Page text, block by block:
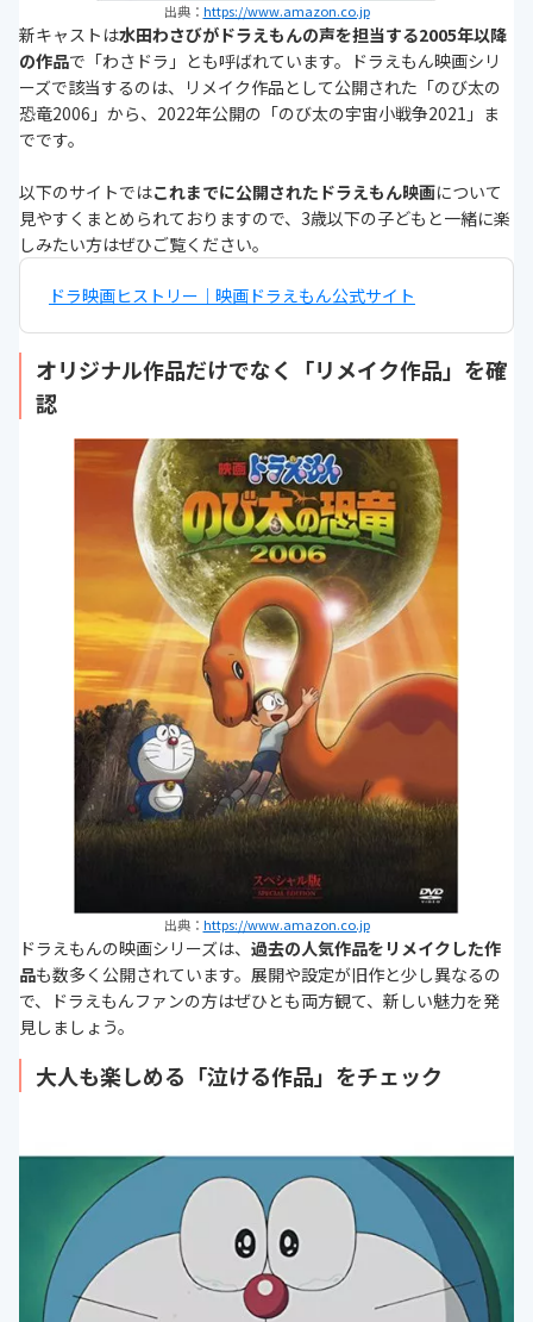
出典： https://www.amazon.co.jp
新キャストは水田わさびがドラえもんの声を担当する2005年以降
の作品で「わさドラ」とも呼ばれています。ドラえもん映画シリ
ーズで該当するのは、リメイク作品として公開された「のび太の
恐竜2006」から、2022年公開の「のび太の宇宙小戦争2021」ま
でです。
以下のサイトではこれまでに公開されたドラえもん映画について
見やすくまとめられておりますので、3歳以下の子どもと一緒に楽
しみたい方はぜひご覧ください。
ドラ映画ヒストリー｜映画ドラえもん公式サイト
オリジナル作品だけでなく「リメイク作品」を確
認
出典： https://www.amazon.co.jp
ドラえもんの映画シリーズは、 過去の人気作品をリメイクした作
品も数多く公開されています。展開や設定が旧作と少し異なるの
で、ドラえもんファンの方はぜひとも両方観て、新しい魅力を発
見しましょう。
大人も楽しめる「泣ける作品」をチェック